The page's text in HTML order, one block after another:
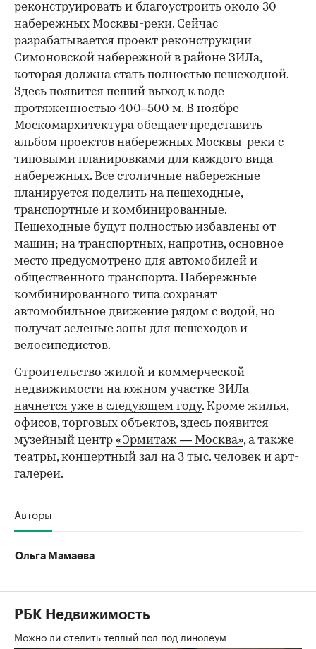
реконструировать и благоустроить около 30
набережных Москвы-реки. Сейчас
разрабатывается проект реконструкции
Симоновской набережной в районе ЗИЛа,
которая должна стать полностью пешеходной.
Здесь появится пеший выход к воде
протяженностью 400–500 м. В ноябре
Москомархитектура обещает представить
альбом проектов набережных Москвы-реки с
типовыми планировками для каждого вида
набережных. Все столичные набережные
планируется поделить на пешеходные,
транспортные и комбинированные.
Пешеходные будут полностью избавлены от
машин; на транспортных, напротив, основное
место предусмотрено для автомобилей и
общественного транспорта. Набережные
комбинированного типа сохранят
автомобильное движение рядом с водой, но
получат зеленые зоны для пешеходов и
велосипедистов.
Строительство жилой и коммерческой
недвижимости на южном участке ЗИЛа
начнется уже в следующем году. Кроме жилья,
офисов, торговых объектов, здесь появится
музейный центр «Эрмитаж — Москва», а также
театры, концертный зал на 3 тыс. человек и арт-
галереи.
Авторы
Ольга Мамаева
РБК Недвижимость
Можно ли стелить теплый пол под линолеум